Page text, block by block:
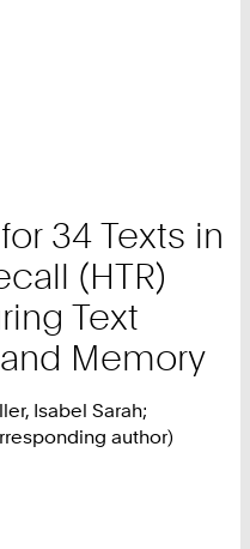
34 Texts in
(HTR)
Text
Memory
Isabel Sarah;
author)